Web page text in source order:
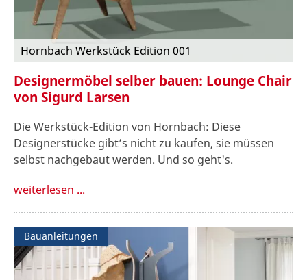
Hornbach Werkstück Edition 001
Designermöbel selber bauen: Lounge Chair
von Sigurd Larsen
Die Werkstück-Edition von Hornbach: Diese
Designerstücke gibt’s nicht zu kaufen, sie müssen
selbst nachgebaut werden. Und so geht's.
weiterlesen ...
Bauanleitungen